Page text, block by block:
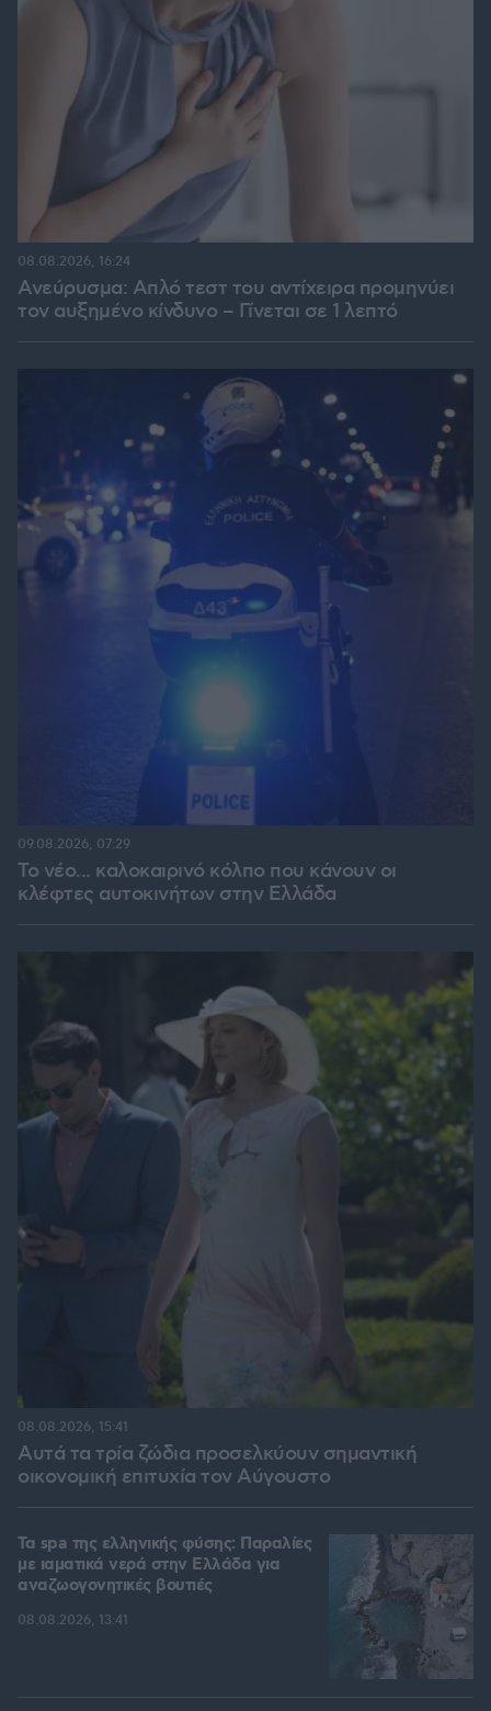
Ανεύρυσμα: Απλό τεστ του αντίχειρα προμηνύει
τον αυξημένο κίνδυνο – Γίνεται σε 1 λεπτό
08.08.2026, 16:24
Το νέο... καλοκαιρινό κόλπο που κάνουν οι
κλέφτες αυτοκινήτων στην Ελλάδα
09.08.2026, 07:29
Αυτά τα τρία ζώδια προσελκύουν σημαντική
οικονομική επιτυχία τον Αύγουστο
08.08.2026, 15:41
Τα spa της ελληνικής φύσης: Παραλίες
με ιαματικά νερά στην Ελλάδα για
αναζωογονητικές βουτιές
08.08.2026, 13:41